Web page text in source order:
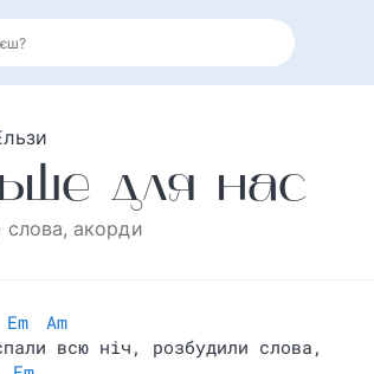
для нас
слова, акорди
Em
Am
всю ніч, розбудили слова,